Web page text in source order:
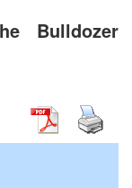
Bulldozer